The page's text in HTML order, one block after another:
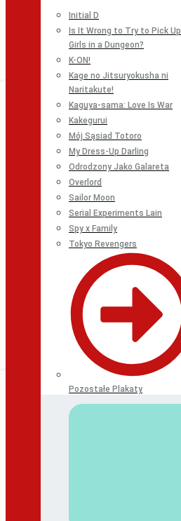
Initial D
Is It Wrong to Try to Pick Up
Girls in a Dungeon?
K-ON!
Kage no Jitsuryokusha ni
Naritakute!
Kaguya-sama: Love Is War
Kakegurui
Mój Sąsiad Totoro
My Dress-Up Darling
Odrodzony Jako Galareta
Overlord
Sailor Moon
Serial Experiments Lain
Spy x Family
Tokyo Revengers
Pozostałe Plakaty